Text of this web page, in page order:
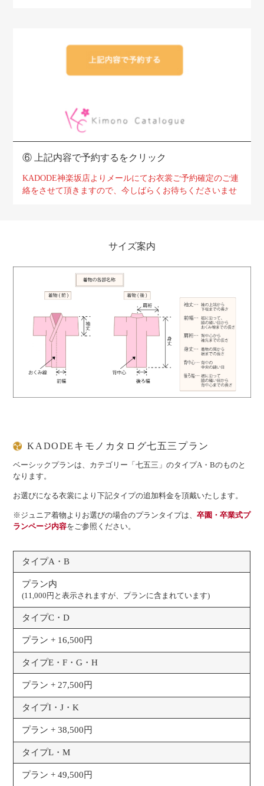
⑥ 上記内容で予約するをクリック
KADODE神楽坂店よりメールにてお衣裳ご予約確定のご連
絡をさせて頂きますので、今しばらくお待ちくださいませ
サイズ案内
KADODEキモノカタログ七五三プラン
ベーシックプランは、カテゴリー「七五三」のタイプA・Bのものと
なります。
お選びになる衣裳により下記タイプの追加料金を頂戴いたします。
※ジュニア着物よりお選びの場合のプランタイプは、卒園・卒業式プ
ランページ内容をご参照ください。
タイプA・B
プラン内
(11,000円と表示されますが、プランに含まれています)
タイプC・D
プラン + 16,500円
タイプE・F・G・H
プラン + 27,500円
タイプI・J・K
プラン + 38,500円
タイプL・M
プラン + 49,500円